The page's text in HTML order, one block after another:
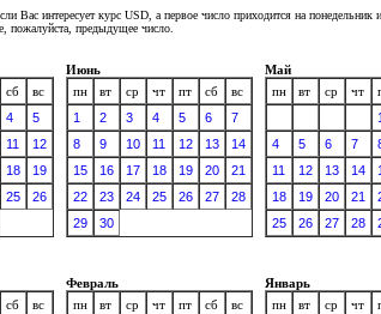
интересует курс USD, а первое число приходится на
пожалуйста, предыдущее число.
сб
вс
4
5
11
12
18
19
25
26
Июнь
пн
вт ср чт пт сб
вс
1
2 3 4 5 6
7
8
9 10 11 12 13
14
15
16 17 18 19 20
21
22
23 24 25 26 27
28
29
30
Май
пн
вт ср чт
1
4
5 6 7
11
12 13 14
18
19 20 21
25
26 27 28
сб
вс
Февраль
пн
вт ср чт пт сб
вс
Январь
пн
вт ср чт